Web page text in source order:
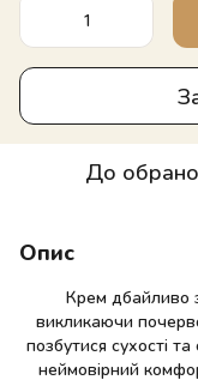
До
Опис
Крем дбайливо
викликаючи
позбутися сухості
неймовірний